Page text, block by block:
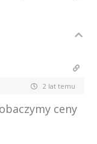
2 lat temu
ceny